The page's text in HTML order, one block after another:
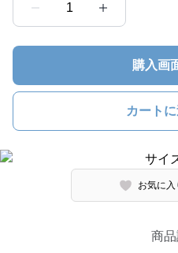
1
購入画
カート
お気に
商